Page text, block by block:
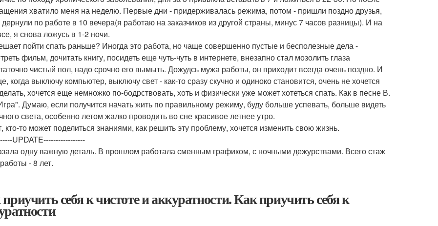
хватило меня на неделю. Первые дни - придерживалась режима, потом - пришли поздно друзья,
по работе в 10 вечера(я работаю на заказчиков из другой страны, минус 7 часов разницы). И на
я снова ложусь в 1-2 ночи.
пойти спать раньше? Иногда это работа, но чаще совершенно пустые и бесполезные дела -
фильм, дочитать книгу, посидеть еще чуть-чуть в интернете, внезапно стал мозолить глаза
чистый пол, надо срочно его вымыть. Дожудсь мужа работы, он приходит всегда очень поздно. И
когда выключу компьютер, выключу свет - как-то сразу скучно и одиноко становится, очень не хочется
хочется еще немножко по-бодрствовать, хоть и физически уже может хотеться спать. Как в песне В.
Думаю, если получится начать жить по правильному режиму, буду больше успевать, больше видеть
света, особенно летом жалко проводить во сне красивое летнее утро.
кто-то может поделиться знаниями, как решить эту проблему, хочется изменить свою жизнь.
UPDATE-----------------
одну важную деталь. В прошлом работала сменным графиком, с ночными дежурствами. Всего стаж
- 8 лет.
себя к чистоте и аккуратности. Как приучить себя к